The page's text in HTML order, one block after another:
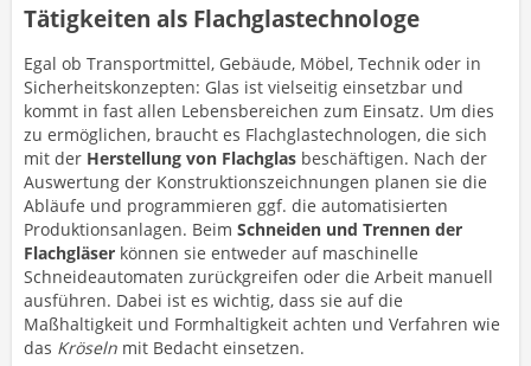
Tätigkeiten als Flachglastechnologe
Egal ob Transportmittel, Gebäude, Möbel, Technik oder in
Sicherheitskonzepten: Glas ist vielseitig einsetzbar und
kommt in fast allen Lebensbereichen zum Einsatz. Um dies
zu ermöglichen, braucht es Flachglastechnologen, die sich
mit der Herstellung von Flachglas beschäftigen. Nach der
Auswertung der Konstruktionszeichnungen planen sie die
Abläufe und programmieren ggf. die automatisierten
Produktionsanlagen. Beim Schneiden und Trennen der
Flachgläser können sie entweder auf maschinelle
Schneideautomaten zurückgreifen oder die Arbeit manuell
ausführen. Dabei ist es wichtig, dass sie auf die
Maßhaltigkeit und Formhaltigkeit achten und Verfahren wie
das Kröseln mit Bedacht einsetzen.